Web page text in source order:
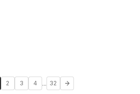
2 3 4 ... 32